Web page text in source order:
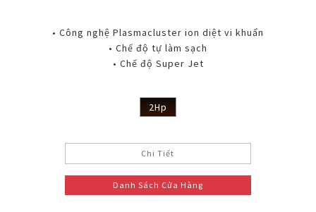
• Công nghệ Plasmacluster ion diệt vi khuẩn
• Chế độ tự làm sạch
• Chế độ Super Jet
2Hp
Chi Tiết
Danh Sách Cửa Hàng